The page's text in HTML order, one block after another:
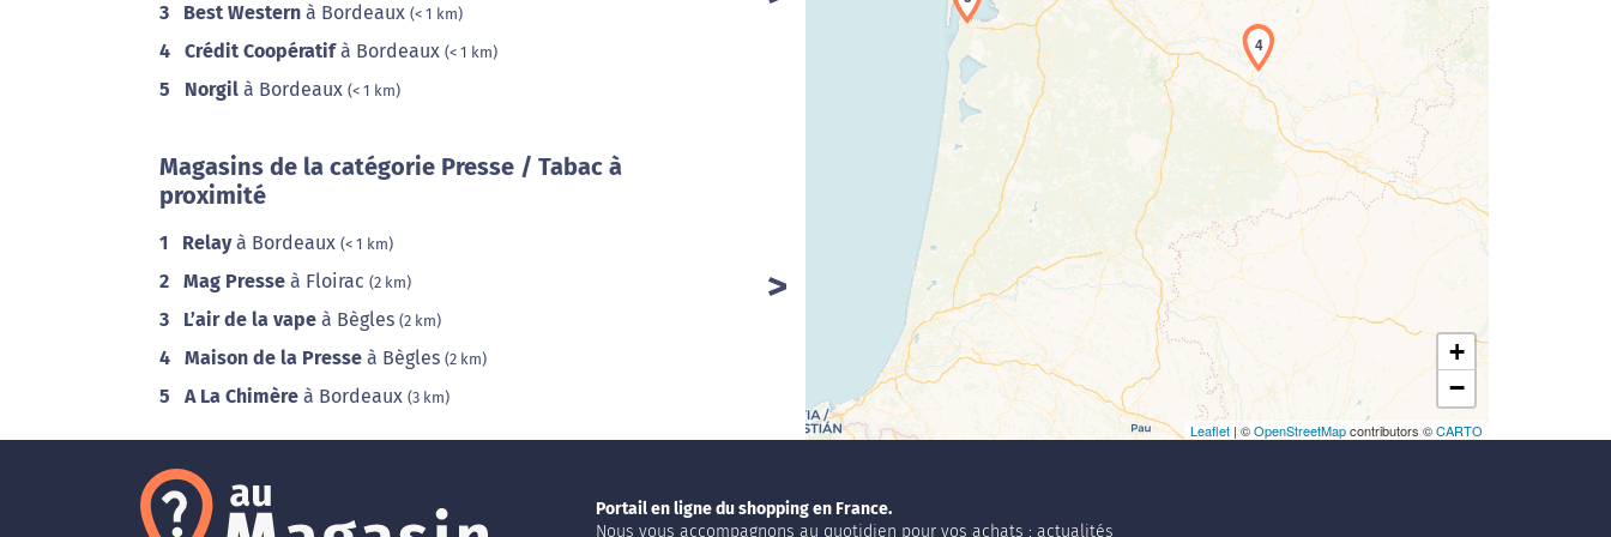
3 Best Western à Bordeaux (< 1 km)
4 Crédit Coopératifà Bordeaux (< 1 km)
5 Norgil à Bordeaux (< 1 km)
Magasins de la catégorie Presse / Tabac à
proximité
1 Relayà Bordeaux (< 1 km)
2 Mag Presse à Floirac (2 km)
3 L’air de la vape à Bègles (2 km)
4 Maison de la Presse à Bègles (2 km)
5 A La Chimère à Bordeaux (3 km)
Chargement de la carte en cours...
4
+
−
Leaflet | ©OpenStreetMapcontributors ©CARTO
Portail en ligne du shopping en France.
Nous vous accompagnons au quotidien pour vos achats : actualités